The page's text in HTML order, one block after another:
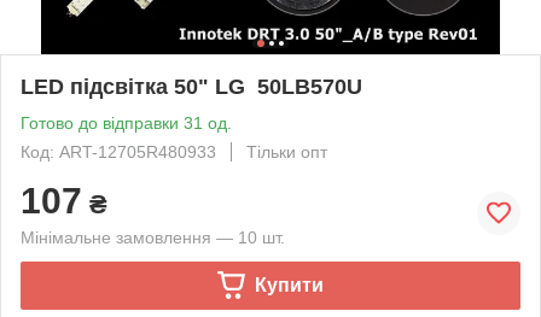
LED підсвітка 50" LG 50LB570U
Готово до відправки 31 од.
Код: ART-12705R480933
Тільки опт
107 ₴
Мінімальне замовлення — 10 шт.
Купити